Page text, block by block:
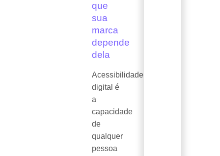
que
sua
marca
depende
dela
Acessibilidade
digital é
a
capacidade
de
qualquer
pessoa